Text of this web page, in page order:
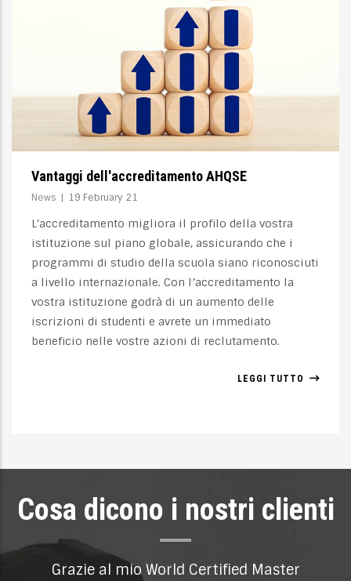
dell'accreditamento AHQSE
19 February 21
migliora il profilo della vostra
sul piano globale, assicurando che i
di studio della scuola siano riconosciuti
internazionale. Con l’accreditamento la
istituzione godrà di un aumento delle
di studenti e avrete un immediato
nelle vostre azioni di reclutamento.
Cosa dicono i nostri clienti
Grazie al mio World Certified Master